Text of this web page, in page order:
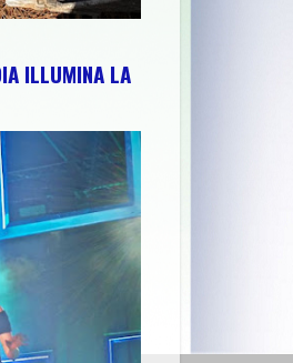
IMPIANTI, RISORSE E
ILLUMINA LA